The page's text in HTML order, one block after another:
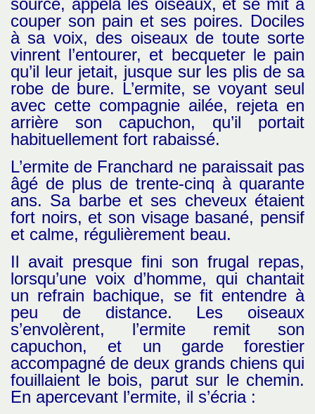
source, appela les oiseaux, et se mit à
couper son pain et ses poires. Dociles
à sa voix, des oiseaux de toute sorte
vinrent l’entourer, et becqueter le pain
qu’il leur jetait, jusque sur les plis de sa
robe de bure. L’ermite, se voyant seul
avec cette compagnie ailée, rejeta en
arrière son capuchon, qu’il portait
habituellement fort rabaissé.
L’ermite de Franchard ne paraissait pas
âgé de plus de trente-cinq à quarante
ans. Sa barbe et ses cheveux étaient
fort noirs, et son visage basané, pensif
et calme, régulièrement beau.
Il avait presque fini son frugal repas,
lorsqu’une voix d’homme, qui chantait
un refrain bachique, se fit entendre à
peu de distance. Les oiseaux
s’envolèrent, l’ermite remit son
capuchon, et un garde forestier
accompagné de deux grands chiens qui
fouillaient le bois, parut sur le chemin.
En apercevant l’ermite, il s’écria :